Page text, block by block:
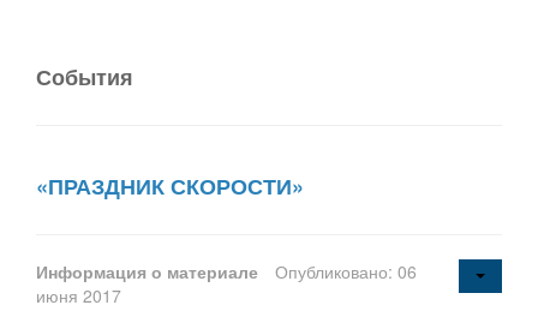
События
«ПРАЗДНИК СКОРОСТИ»
Информация о материале
Опубликовано: 06
июня 2017